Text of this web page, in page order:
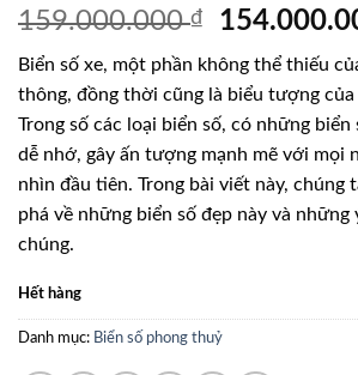
159.000.000₫
Giá
là:
Biển số xe, một phần không thể thiếu
thông, đồng thời cũng là biểu tượng của
Trong số các loại biển số, có những
dễ nhớ, gây ấn tượng mạnh mẽ với mọi
nhìn đầu tiên. Trong bài viết này, chúng
phá về những biển số đẹp này và những
chúng.
Hết hàng
Danh mục: Biển số phong thuỷ